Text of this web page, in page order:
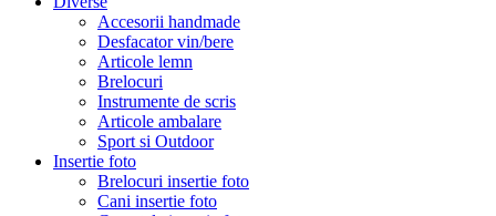
Accesorii handmade
Desfacator vin/bere
Articole lemn
Brelocuri
Instrumente de scris
Articole ambalare
Sport si Outdoor
Insertie foto
Brelocuri insertie foto
Cani insertie foto